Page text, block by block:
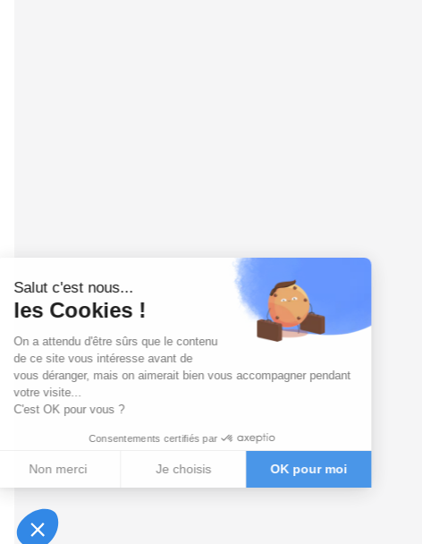
Salut c'est nous...
les Cookies !
On a attendu d'être sûrs que le contenu
de ce site vous intéresse avant de
vous déranger, mais on aimerait bien vous accompagner pendant
votre visite...
C'est OK pour vous ?
Consentements certifiés par
Non merci Je choisis OK pour moi
Plateforme de Gestion du Consentement : Personnalisez vos